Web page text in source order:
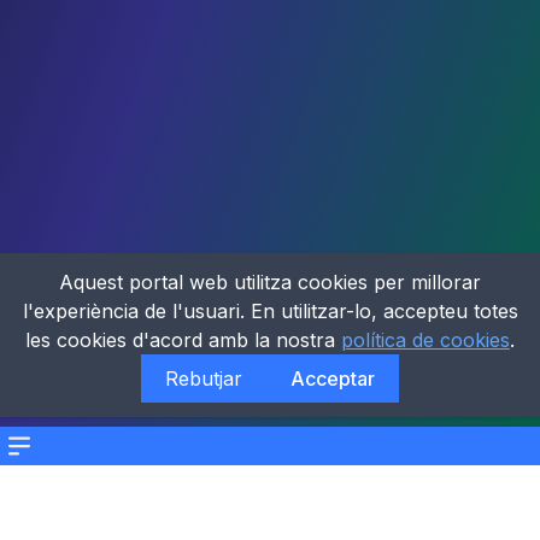
Menu
Aquest portal web utilitza cookies per millorar
l'experiència de l'usuari. En utilitzar-lo, accepteu totes
les cookies d'acord amb la nostra política de cookies.
Rebutjar
Acceptar